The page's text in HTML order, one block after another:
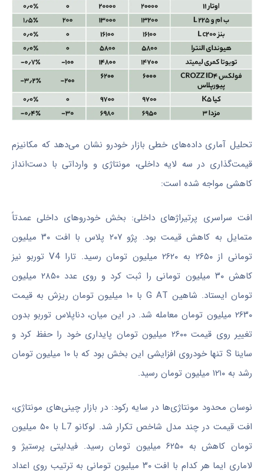
تحلیل آماری داده‌های خطی بازار خودرو نشان می‌دهد که مکانیزم
قیمت‌گذاری در سه لایه داخلی، مونتاژی و وارداتی با دست‌انداز
کاهشی مواجه شده است:
افت سراسری پرتیراژهای داخلی: بخش خودروهای داخلی عمدتاً
متمایل به کاهش قیمت بود. پژو ۲۰۷ پلاس با افت ۳۰ میلیون
تومانی از ۲۶۵۰ به ۲۶۲۰ میلیون تومان رسید. تارا V4 توربو نیز
کاهش ۳۰ میلیون تومانی را ثبت کرد و روی عدد ۲۸۵۰ میلیون
تومان ایستاد. شاهین G AT با ۱۰ میلیون تومان ریزش به قیمت
۲۶۳۰ میلیون تومان معامله شد. در این میان، دناپلاس توربو بدون
تغییر روی قیمت ۲۶۰۰ میلیون تومان پایداری خود را حفظ کرد و
ساینا S تنها خودروی افزایشی این بخش بود که با ۱۰ میلیون تومان
رشد به ۱۲۱۰ میلیون تومان رسید.
نوسان محدود مونتاژی‌ها در سایه رکود: در بازار چینی‌های مونتاژی،
افت قیمت در چند مدل شاخص تکرار شد. لوکانو L7 با ۵۰ میلیون
تومان کاهش به ۶۲۵۰ میلیون تومان رسید. فیدلیتی پرستیژ و
لاماری ایما هر کدام با افت ۳۰ میلیون تومانی به ترتیب روی اعداد